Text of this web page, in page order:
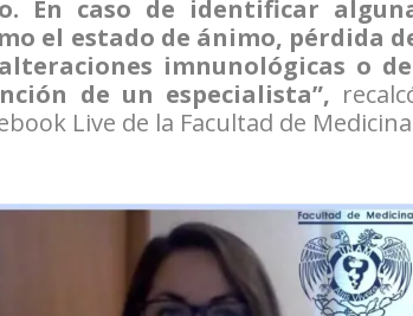
En caso de identificar
el estado de ánimo, pérdida
imnunológicas o
de un especialista”,
Live de la Facultad de